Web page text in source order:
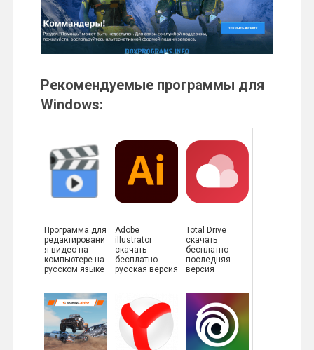
Рекомендуемые программы для
Windows:
Программа для
редактировани
я видео на
компьютере на
русском языке
Adobe
illustrator
скачать
бесплатно
русская версия
Total Drive
скачать
бесплатно
последняя
версия